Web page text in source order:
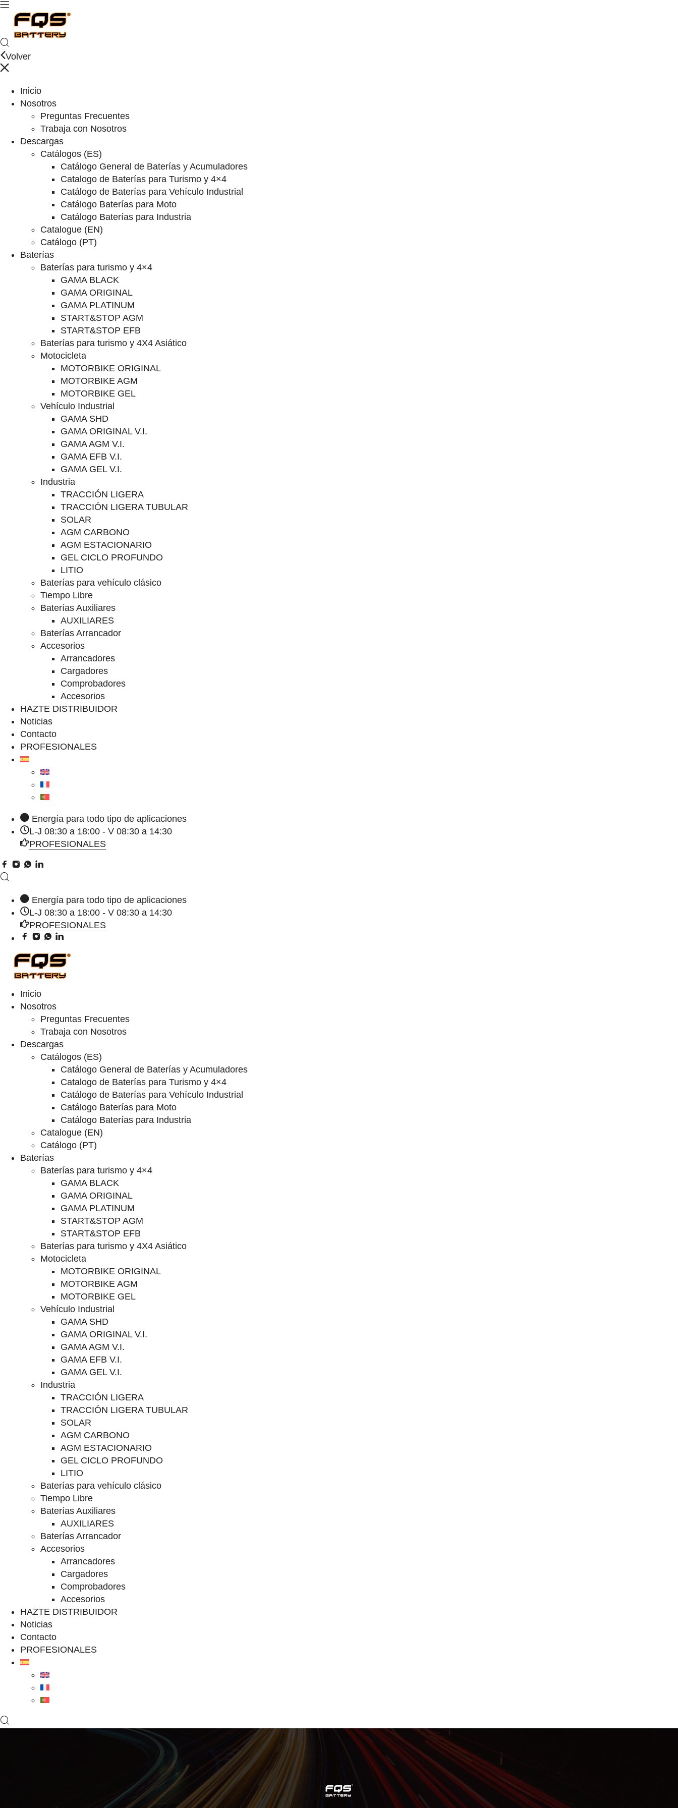
Volver
Inicio
Nosotros
Preguntas Frecuentes
Trabaja con Nosotros
Descargas
Catálogos (ES)
Catálogo General de Baterías y Acumuladores
Catalogo de Baterías para Turismo y 4×4
Catálogo de Baterías para Vehículo Industrial
Catálogo Baterías para Moto
Catálogo Baterías para Industria
Catalogue (EN)
Catálogo (PT)
Baterías
Baterías para turismo y 4×4
GAMA BLACK
GAMA ORIGINAL
GAMA PLATINUM
START&STOP AGM
START&STOP EFB
Baterías para turismo y 4X4 Asiático
Motocicleta
MOTORBIKE ORIGINAL
MOTORBIKE AGM
MOTORBIKE GEL
Vehículo Industrial
GAMA SHD
GAMA ORIGINAL V.I.
GAMA AGM V.I.
GAMA EFB V.I.
GAMA GEL V.I.
Industria
TRACCIÓN LIGERA
TRACCIÓN LIGERA TUBULAR
SOLAR
AGM CARBONO
AGM ESTACIONARIO
GEL CICLO PROFUNDO
LITIO
Baterías para vehículo clásico
Tiempo Libre
Baterías Auxiliares
AUXILIARES
Baterías Arrancador
Accesorios
Arrancadores
Cargadores
Comprobadores
Accesorios
HAZTE DISTRIBUIDOR
Noticias
Contacto
PROFESIONALES
Energía para todo tipo de aplicaciones
L-J 08:30 a 18:00 - V 08:30 a 14:30
PROFESIONALES
Energía para todo tipo de aplicaciones
L-J 08:30 a 18:00 - V 08:30 a 14:30
PROFESIONALES
Inicio
Nosotros
Preguntas Frecuentes
Trabaja con Nosotros
Descargas
Catálogos (ES)
Catálogo General de Baterías y Acumuladores
Catalogo de Baterías para Turismo y 4×4
Catálogo de Baterías para Vehículo Industrial
Catálogo Baterías para Moto
Catálogo Baterías para Industria
Catalogue (EN)
Catálogo (PT)
Baterías
Baterías para turismo y 4×4
GAMA BLACK
GAMA ORIGINAL
GAMA PLATINUM
START&STOP AGM
START&STOP EFB
Baterías para turismo y 4X4 Asiático
Motocicleta
MOTORBIKE ORIGINAL
MOTORBIKE AGM
MOTORBIKE GEL
Vehículo Industrial
GAMA SHD
GAMA ORIGINAL V.I.
GAMA AGM V.I.
GAMA EFB V.I.
GAMA GEL V.I.
Industria
TRACCIÓN LIGERA
TRACCIÓN LIGERA TUBULAR
SOLAR
AGM CARBONO
AGM ESTACIONARIO
GEL CICLO PROFUNDO
LITIO
Baterías para vehículo clásico
Tiempo Libre
Baterías Auxiliares
AUXILIARES
Baterías Arrancador
Accesorios
Arrancadores
Cargadores
Comprobadores
Accesorios
HAZTE DISTRIBUIDOR
Noticias
Contacto
PROFESIONALES